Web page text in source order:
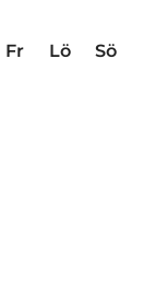
Fr Lö
Sö